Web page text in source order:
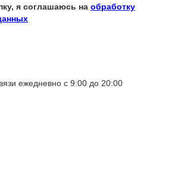
я соглашаюсь на обработку
ежедневно с 9:00 до 20:00